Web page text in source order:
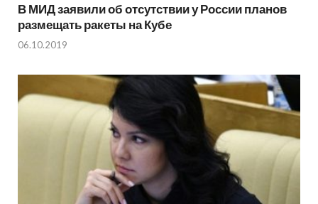
В МИД заявили об отсутствии у России планов
размещать ракеты на Кубе
06.10.2019